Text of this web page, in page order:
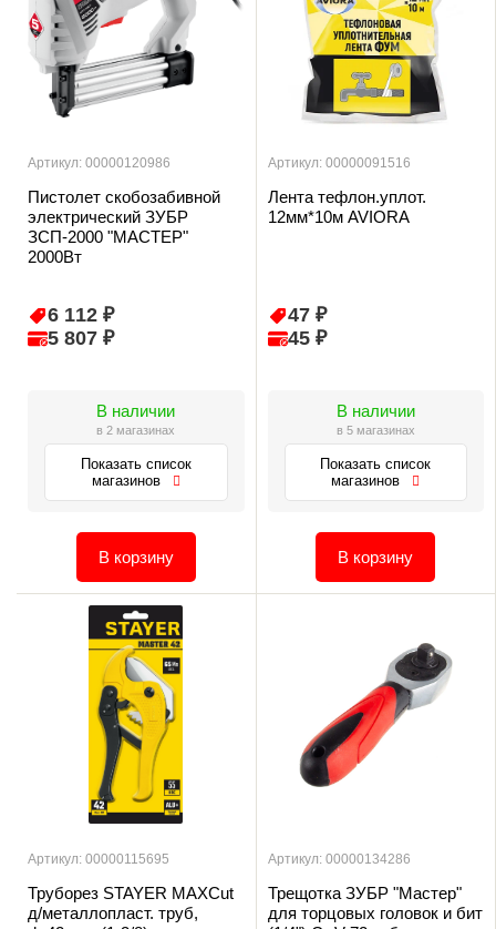
Артикул: 00000120986
Пистолет скобозабивной
электрический ЗУБР
ЗСП-2000 "МАСТЕР"
2000Вт
6 112 ₽
5 807 ₽
В наличии
в 2 магазинах
Показать список
магазинов
В корзину
Артикул: 00000091516
Лента тефлон.уплот.
12мм*10м AVIORA
47 ₽
45 ₽
В наличии
в 5 магазинах
Показать список
магазинов
В корзину
Артикул: 00000115695
Труборез STAYER MAXCut
д/металлопласт. труб,
Артикул: 00000134286
Трещотка ЗУБР "Мастер"
для торцовых головок и бит